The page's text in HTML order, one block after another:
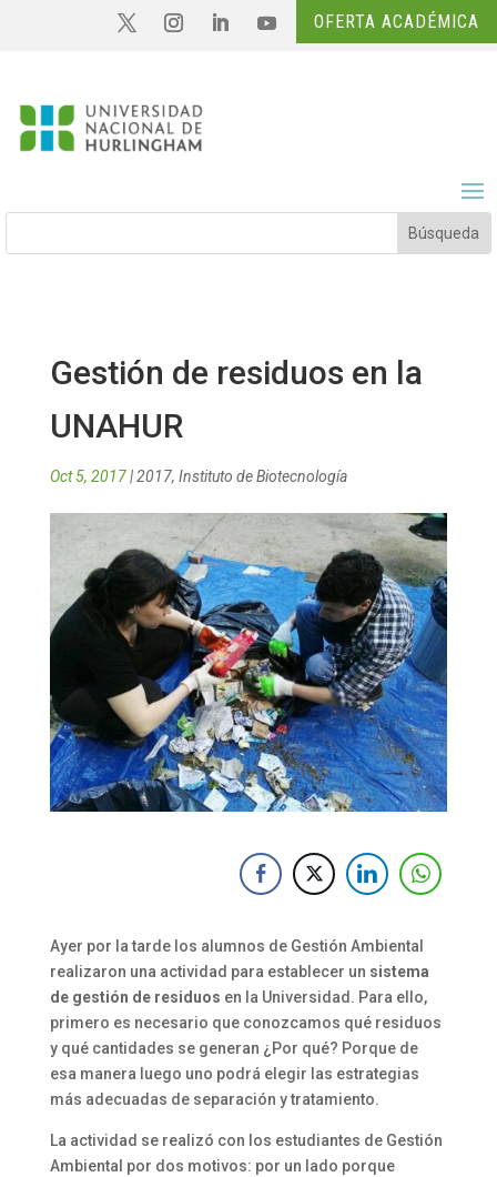
OFERTA ACADÉMICA
Gestión de residuos en la
UNAHUR
Oct 5, 2017|2017, Instituto de Biotecnología
Ayer por la tarde los alumnos de Gestión Ambiental
realizaron una actividad para establecer un sistema
de gestión de residuos en la Universidad. Para ello,
primero es necesario que conozcamos qué residuos
y qué cantidades se generan ¿Por qué? Porque de
esa manera luego uno podrá elegir las estrategias
más adecuadas de separación y tratamiento.
La actividad se realizó con los estudiantes de Gestión
Ambiental por dos motivos: por un lado porque